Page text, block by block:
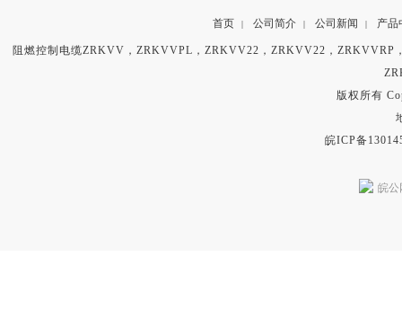
首页 | 公司简介 | 公司新闻 | 产品
阻燃控制电缆ZRKVV，ZRKVVPL，ZRKVV22，ZRKVV22，
版权所有
皖ICP备
皖公